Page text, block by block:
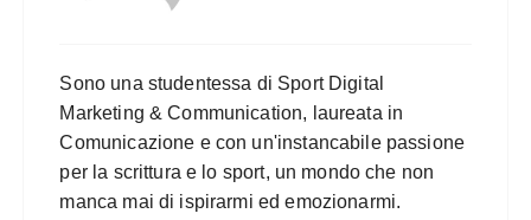
Sono una studentessa di Sport Digital
Marketing & Communication, laureata in
Comunicazione e con un'instancabile passione
per la scrittura e lo sport, un mondo che non
manca mai di ispirarmi ed emozionarmi.